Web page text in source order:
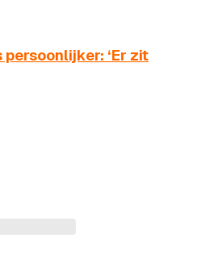
persoonlijker: ‘Er zit